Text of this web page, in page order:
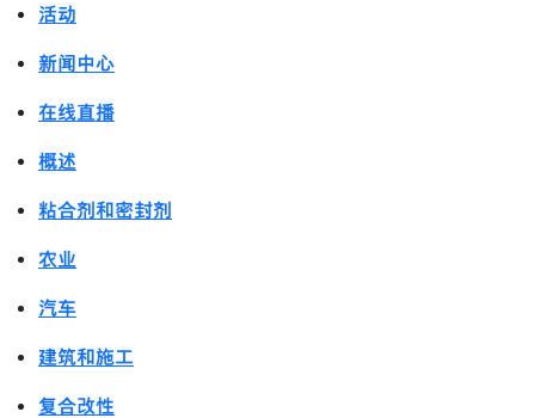
活动
新闻中心
在线直播
概述
粘合剂和密封剂
农业
汽车
建筑和施工
复合改性